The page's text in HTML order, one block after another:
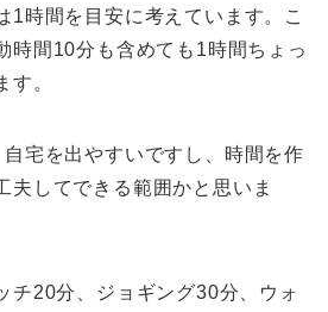
1時間を目安に考えています。こ
時間10分も含めても1時間ちょっ
す。
宅を出やすいですし、時間を作
夫してできる範囲かと思いま
チ20分、ジョギング30分、ウォ